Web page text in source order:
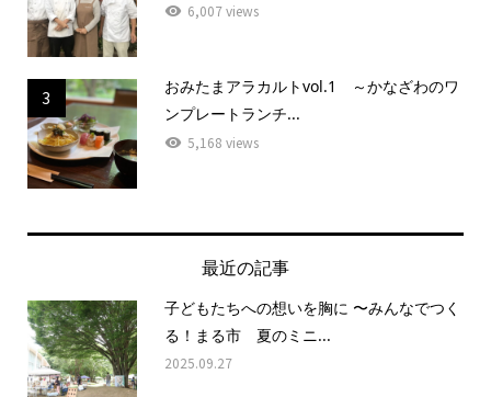
6,007 views
3
おみたまアラカルトvol.1 ～かなざわのワ
ンプレートランチ...
5,168 views
最近の記事
子どもたちへの想いを胸に 〜みんなでつく
る！まる市 夏のミニ...
2025.09.27